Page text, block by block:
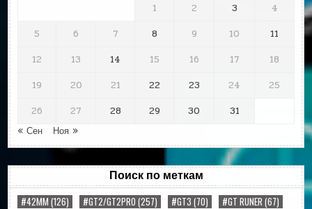
1 2 3
4
5
6 7 8 9 10
11
12
13 14 15 16 17
18
19
20 21 22 23 24
25
26
27 28 29 30
31
« Сен
Ноя »
Поиск по меткам
#42MM (126) #GT2/GT2PRO (257) #GT3 (70) #GT RUNER (67)